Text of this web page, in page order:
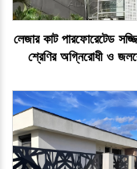
লেজার কাট পারফোরেটেড
শ্রেণির অগ্নিরোধী ও